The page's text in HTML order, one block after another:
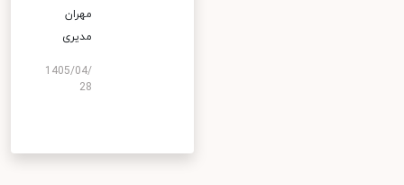
مهران
مدیری
1405/04/
28